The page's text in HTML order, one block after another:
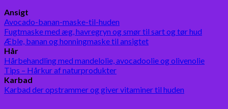
Ansigt
Avocado-banan-maske-til-huden
Fugtmaske med æg, havregryn og smør til sart og tør hud
Æble, banan og honningmaske til ansigtet
Hår
Hårbehandling med mandelolie, avocadoolie og olivenolie
Tips – Hårkur af naturprodukter
Karbad
Karbad der opstrammer og giver vitaminer til huden